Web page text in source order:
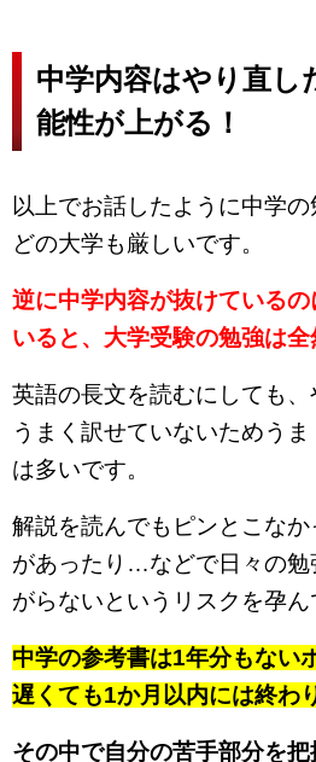
中学内容はやり直し
能性が上がる！
以上でお話したように中学
どの大学も厳しいです。
逆に中学内容が抜けている
いると、大学受験の勉強は全
英語の長文を読むにしても
うまく訳せていないためう
は多いです。
解説を読んでもピンとこな
があったり…などで日々の勉
がらないというリスクを孕ん
中学の参考書は1年分もない
遅くても1か月以内には終わ
その中で自分の苦手部分を